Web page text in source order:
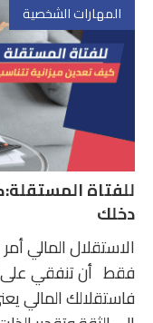
المهارات الشخصية
للفتاة
دخلك
الاستقلال المالي
فقط أن تنفقي على
فاستقلالك المالي